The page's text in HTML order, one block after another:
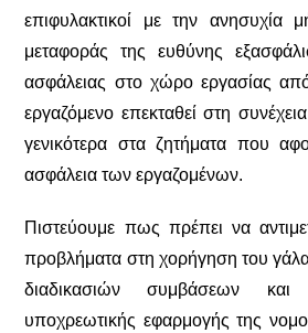
επιφυλακτικοί με την ανησυχία
μεταφοράς της ευθύνης
ασφάλειας στο χώρο εργασίας
εργαζόμενο επεκταθεί στη
γενικότερα στα ζητήματα που
ασφάλεια των εργαζομένων.
Πιστεύουμε πως πρέπει να
προβλήματα στη χορήγηση του
διαδικασιών συμβάσεων και
υποχρεωτικής εφαρμογής της